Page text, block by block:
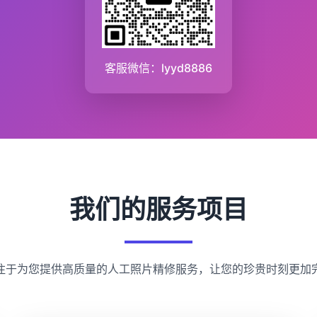
客服微信：lyyd8886
我们的服务项目
于为您提供高质量的人工照片精修服务，让您的珍贵时刻更加